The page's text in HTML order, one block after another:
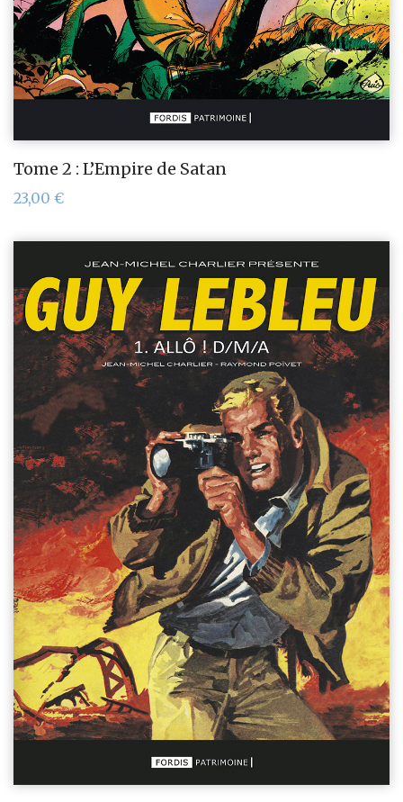
Tome 2 : L’Empire de Satan
23,00 €